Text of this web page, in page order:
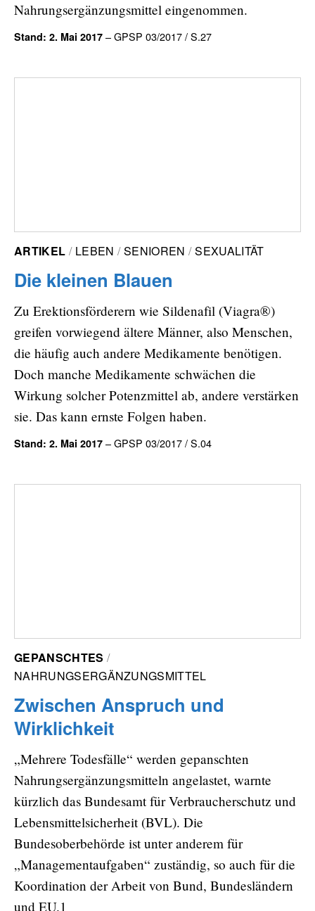
Nahrungsergänzungsmittel eingenommen.
Stand: 2. Mai 2017 – GPSP 03/2017 / S.27
ARTIKEL LEBEN SENIOREN SEXUALITÄT
Die kleinen Blauen
Zu Erektionsförderern wie Sildenafil (Viagra®)
greifen vorwiegend ältere Männer, also Menschen,
die häufig auch andere Medikamente benötigen.
Doch manche Medikamente schwächen die
Wirkung solcher Potenzmittel ab, andere verstärken
sie. Das kann ernste Folgen haben.
Stand: 2. Mai 2017 – GPSP 03/2017 / S.04
GEPANSCHTES
NAHRUNGSERGÄNZUNGSMITTEL
Zwischen Anspruch und
Wirklichkeit
„Mehrere Todesfälle“ werden gepanschten
Nahrungsergänzungsmitteln angelastet, warnte
kürzlich das Bundesamt für Verbraucherschutz und
Lebensmittelsicherheit (BVL). Die
Bundesoberbehörde ist unter anderem für
„Managementaufgaben“ zuständig, so auch für die
Koordination der Arbeit von Bund, Bundesländern
und EU.1